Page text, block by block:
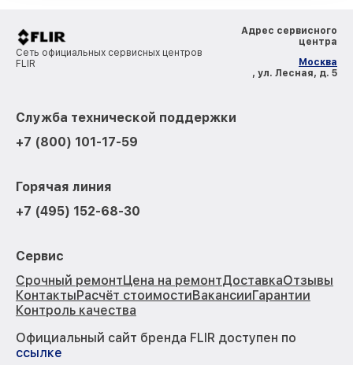
Сеть официальных сервисных центров
FLIR
Адрес сервисного
центра
Москва
, ул. Лесная, д. 5
Служба технической поддержки
+7 (800) 101-17-59
Горячая линия
+7 (495) 152-68-30
Сервис
Срочный ремонтЦена на ремонтДоставкаОтзывы
КонтактыРасчёт стоимостиВакансииГарантии
Контроль качества
Официальный сайт бренда FLIR доступен по
ссылке